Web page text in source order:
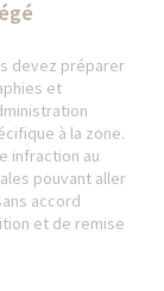
devez préparer
et
à la zone.
infraction au
pouvant aller
accord
et de remise